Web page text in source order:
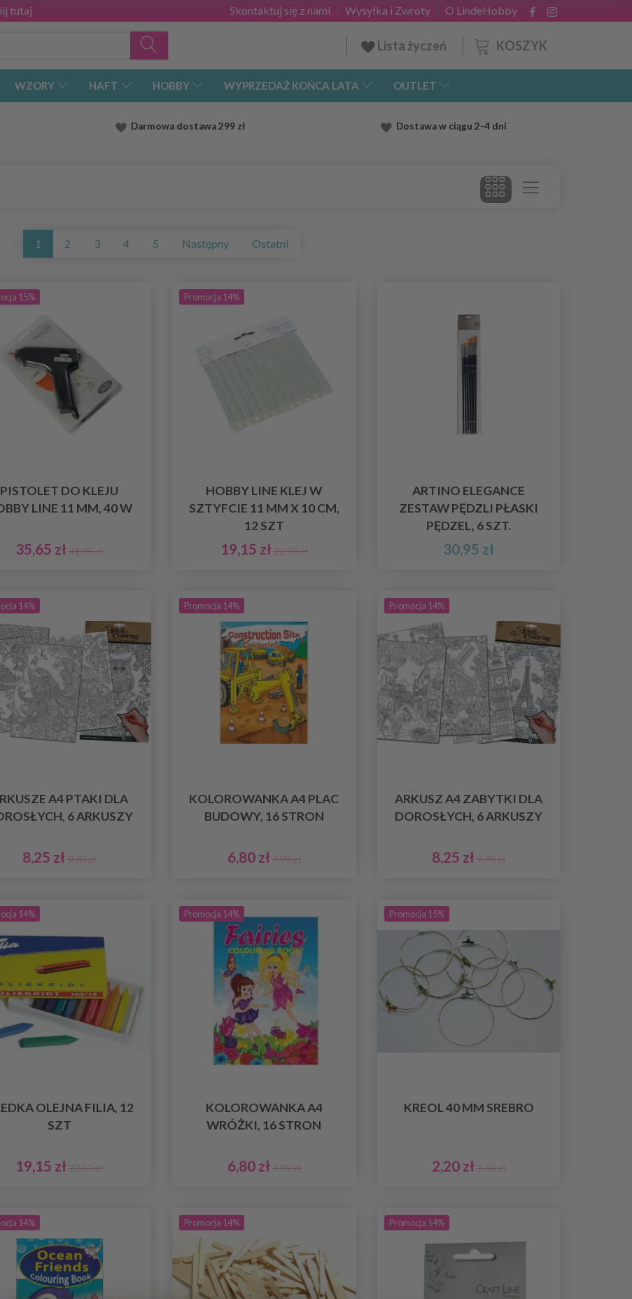
tutaj O LindeHobby
Wysyłka i Zwroty
Skontaktuj się z nami
KOSZYK
Lista życzeń
WZORY HAFT HOBBY WYPRZEDAŻ KOŃCA LATA OUTLET
Darmowa dostawa299 zł Dostawaw ciągu 2-4 dni
1 2 3 4 5 Następny Ostatni
15%
PISTOLET DO KLEJU
LINE 11 MM, 40 W
35,65 zł41,95 zł
Promocja 14%
HOBBY LINE KLEJ W
SZTYFCIE 11 MM X 10 CM,
12 SZT
19,15 zł22,50 zł
ARTINO ELEGANCE
ZESTAW PĘDZLI PŁASKI
PĘDZEL, 6 SZT.
30,95 zł
14%
A4 PTAKI DLA
6 ARKUSZY
8,25 zł9,70 zł
Promocja 14%
KOLOROWANKA A4 PLAC
BUDOWY, 16 STRON
6,80 zł7,99 zł
Promocja 14%
ARKUSZ A4 ZABYTKI DLA
DOROSŁYCH, 6 ARKUSZY
8,25 zł9,70 zł
14%
OLEJNA FILIA, 12
SZT
19,15 zł22,50 zł
Promocja 14%
KOLOROWANKA A4
WRÓŻKI, 16 STRON
6,80 zł7,99 zł
Promocja 15%
KREOL 40 MM SREBRO
2,20 zł2,60 zł
14% Promocja 14% Promocja 14%